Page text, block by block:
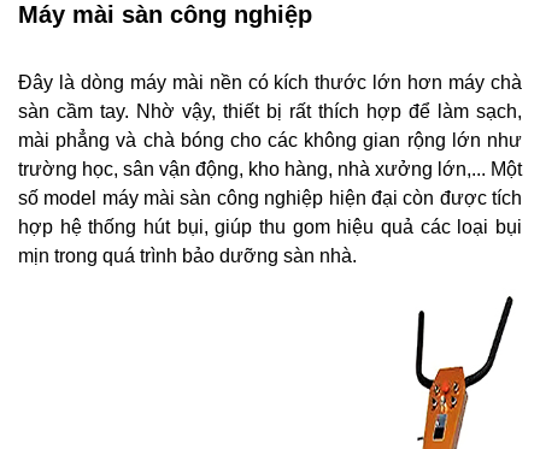
Máy mài sàn công nghiệp
Đây là dòng máy mài nền có kích thước lớn hơn máy chà
sàn cầm tay. Nhờ vậy, thiết bị rất thích hợp để làm sạch,
mài phẳng và chà bóng cho các không gian rộng lớn như
trường học, sân vận động, kho hàng, nhà xưởng lớn,... Một
số model máy mài sàn công nghiệp hiện đại còn được tích
hợp hệ thống hút bụi, giúp thu gom hiệu quả các loại bụi
mịn trong quá trình bảo dưỡng sàn nhà.